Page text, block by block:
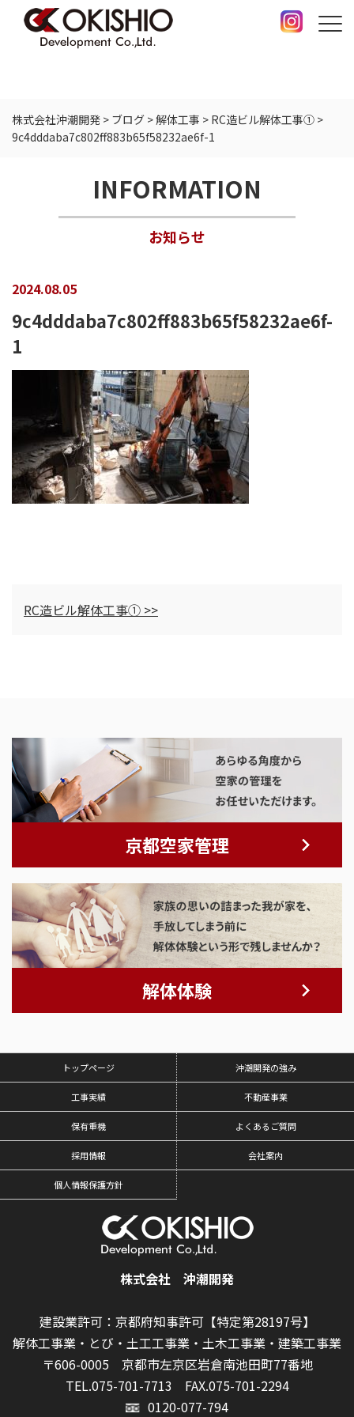
株式会社沖潮開発 > ブログ >解体工事 > RC造ビル解体工事① >
9c4dddaba7c802ff883b65f58232ae6f-1
INFORMATION
お知らせ
2024.08.05
9c4dddaba7c802ff883b65f58232ae6f-
1
RC造ビル解体工事① >>
京都空家管理
解体体験
トップページ 沖潮開発の強み
工事実績 不動産事業
保有重機 よくあるご質問
採用情報 会社案内
個人情報保護方針
株式会社 沖潮開発
建設業許可：京都府知事許可【特定第28197号】
解体工事業・とび・土工工事業・土木工事業・建築工事業
〒606-0005 京都市左京区岩倉南池田町77番地
TEL.075-701-7713 FAX.075-701-2294
0120-077-794